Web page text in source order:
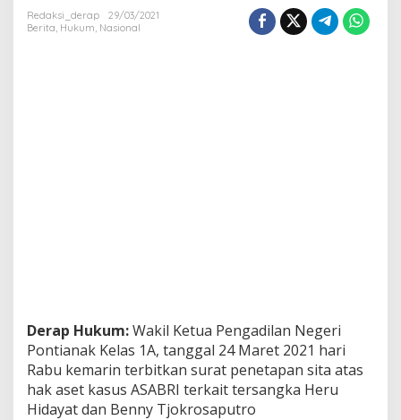
Terbitkan
Penetapan
Redaksi_derap
29/03/2021
Berita, Hukum, Nasional
Derap Hukum:Wakil Ketua Pengadilan Negeri
Pontianak Kelas 1A, tanggal 24 Maret 2021 hari
Rabu kemarin terbitkan surat penetapan sita atas
hak aset kasus ASABRI terkait tersangka Heru
Hidayat dan Benny Tjokrosaputro